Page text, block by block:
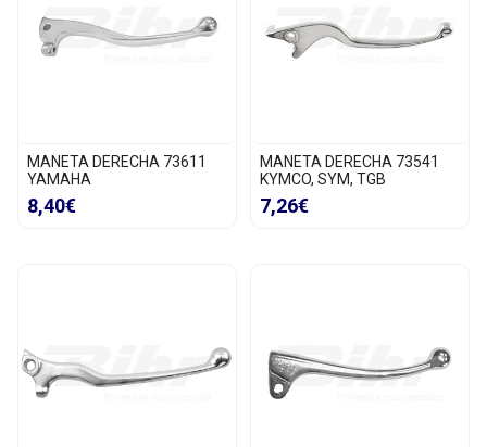
MANETA DERECHA 73611
YAMAHA
8,40€
MANETA DERECHA 73541
KYMCO, SYM, TGB
7,26€